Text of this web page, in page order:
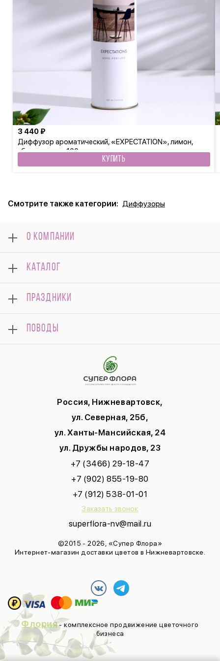
Диффузор ароматический, «EXPECTATION», лимон,
яблоко, сосна 100 мл
3 440 ₽
КУПИТЬ
Смотрите также категории: Диффузоры
Россия, Нижневартовск,
ул. Северная, 25б,
ул. Ханты-Мансийская, 24
ул. Дружбы народов, 23
+7 (3466) 29-18-47
+7 (902) 855-19-80
+7 (912) 538-01-01
Заказать звонок
superflora-nv@mail.ru
©2015 - 2026, «Супер Флора»
Интернет-магазин доставки цветов в Нижневартовске.
О КОМПАНИИ
Оплата
Отзывы
Гарантии
Доставка
Корпоративным клиентам
Вопросы и ответы
Политика конфиденциальности
Соглашение на рекламу
КАТАЛОГ
Розы
Композиции
Комнатные
Подарки
Открытки
ПРАЗДНИКИ
14 февраля
День Матери
ПОВОДЫ
Флория- комплексное продвижение цветочного
бизнеса